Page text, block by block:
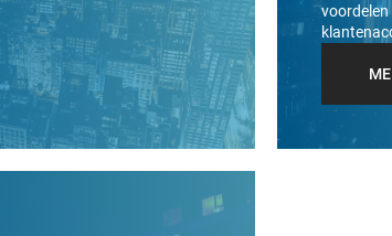
voordelen